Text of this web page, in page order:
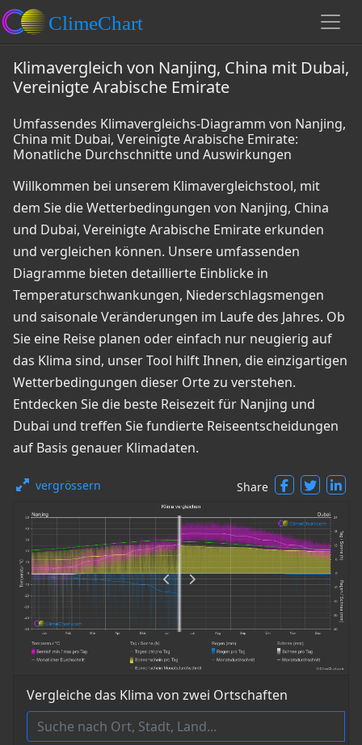
Klimavergleich von Nanjing, China mit Dubai,
Vereinigte Arabische Emirate
Umfassendes Klimavergleichs-Diagramm von Nanjing,
China mit Dubai, Vereinigte Arabische Emirate:
Monatliche Durchschnitte und Auswirkungen
Willkommen bei unserem Klimavergleichstool, mit
dem Sie die Wetterbedingungen von Nanjing, China
und Dubai, Vereinigte Arabische Emirate erkunden
und vergleichen können. Unsere umfassenden
Diagramme bieten detaillierte Einblicke in
Temperaturschwankungen, Niederschlagsmengen
und saisonale Veränderungen im Laufe des Jahres. Ob
Sie eine Reise planen oder einfach nur neugierig auf
das Klima sind, unser Tool hilft Ihnen, die einzigartigen
Wetterbedingungen dieser Orte zu verstehen.
Entdecken Sie die beste Reisezeit für Nanjing und
Dubai und treffen Sie fundierte Reiseentscheidungen
auf Basis genauer Klimadaten.
vergrössern Share
Vergleiche das Klima von zwei Ortschaften